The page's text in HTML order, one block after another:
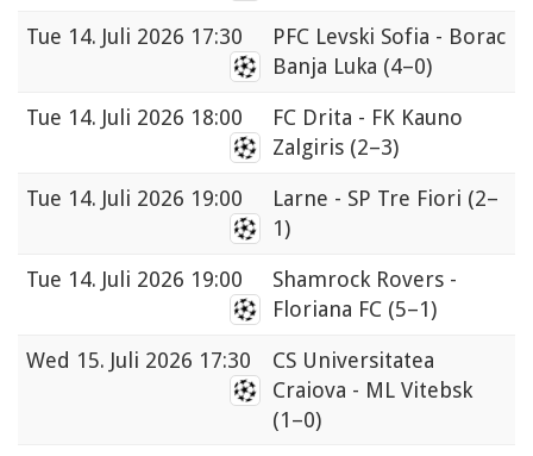
Tue 14. Juli 2026 17:30
PFC Levski Sofia - Borac
Banja Luka (4–0)
Tue 14. Juli 2026 18:00
FC Drita - FK Kauno
Zalgiris (2–3)
Tue 14. Juli 2026 19:00 Larne - SP Tre Fiori (2–
1)
Tue 14. Juli 2026 19:00
Shamrock Rovers -
Floriana FC (5–1)
Wed 15. Juli 2026 17:30
CS Universitatea
Craiova - ML Vitebsk
(1–0)